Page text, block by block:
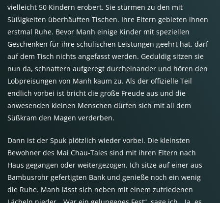
vielleicht 50 Kindern erobert. Sie stürmen zu den mit
Süßigkeiten überhäuften Tischen. Ihre Eltern gebieten ihnen
erstmal Ruhe. Bevor Manh einige Kinder mit speziellen
Geschenken für ihre schulischen Leistungen geehrt hat, darf
auf dem Tisch nichts angefasst werden. Geduldig sitzen sie
nun da, schnattern aufgeregt durcheinander und hören den
Lobpreisungen von Manh kaum zu. Als der offizielle Teil
endlich vorbei ist bricht die große Freude aus und die
anwesenden kleinen Menschen dürfen sich mit all dem
Süßkram den Magen verderben.
Dann ist der Spuk plötzlich wieder vorbei. Die kleinsten
Bewohner des Mai Chau-Tales sind mit ihren Eltern nach
Haus gegangen oder weitergezogen. Ich sitze auf einer aus
Bambusrohr gefertigten Bank und genieße noch ein wenig
die Ruhe. Manh lässt sich neben mit einem zufriedenen